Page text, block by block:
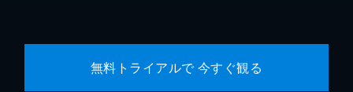
無料トライアルで 今すぐ観る